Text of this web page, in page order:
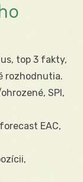
top 3 fakty,
rozhodnutia.
SPI,
EAC,